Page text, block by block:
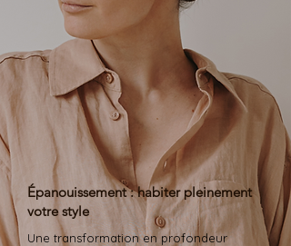
Épanouissement : habiter pleinement
votre style
Une transformation en profondeur